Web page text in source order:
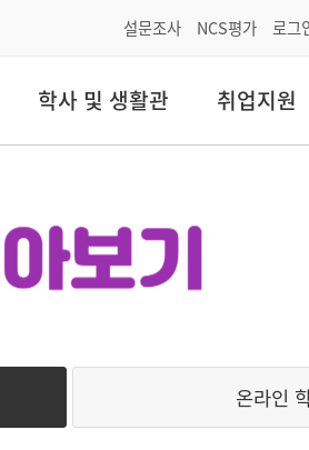
설문조사 NCS평가 로그
학사 및 생활관 취업지원
온라인